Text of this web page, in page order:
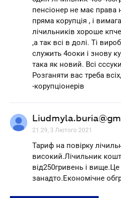
пенсіонер не має права
пряма корупція , і
лічильників хороше
,а так всі в долі. Ті
служить 4ооки і знову
така як новий. Всі
Розганяти вас треба
-корупціонерів
21.29, 3 Лютого 2021
Тариф на повірку
високий.Лічильник
від250гривень і
занадто.Економічне